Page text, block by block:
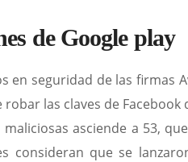
de Google play
seguridad de las firmas
las claves de Facebook
asciende a 53,
que se